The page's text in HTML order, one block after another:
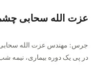
عزت الله سحابی
جرس: مهندس عزت الله
در پی یک دوره بیماری، نیمه